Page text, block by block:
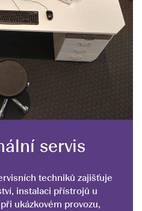
servis
techniků zajišťuje
instalaci přístrojů u
ukázkovém provozu,